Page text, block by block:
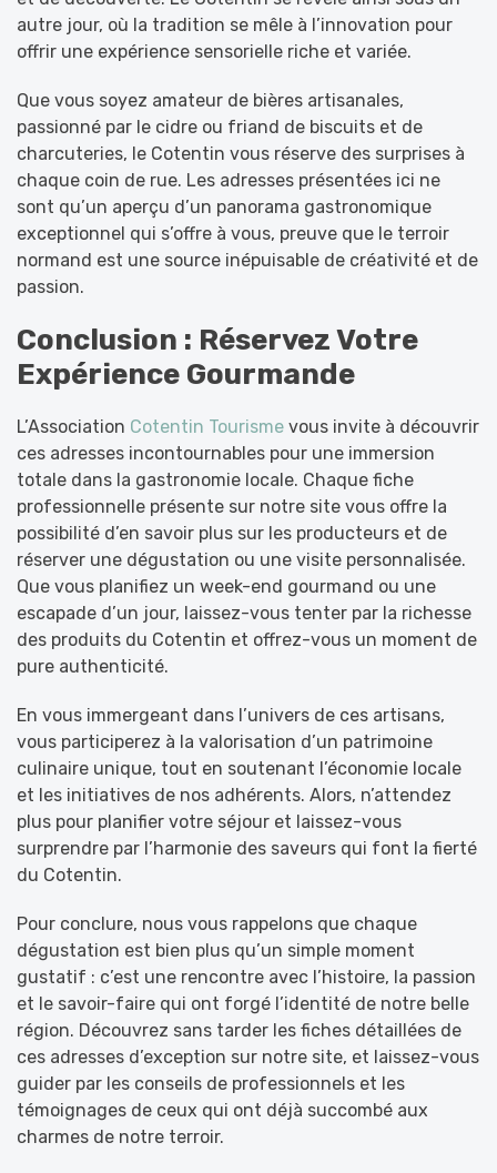
autre jour, où la tradition se mêle à l’innovation pour
offrir une expérience sensorielle riche et variée.
Que vous soyez amateur de bières artisanales,
passionné par le cidre ou friand de biscuits et de
charcuteries, le Cotentin vous réserve des surprises à
chaque coin de rue. Les adresses présentées ici ne
sont qu’un aperçu d’un panorama gastronomique
exceptionnel qui s’offre à vous, preuve que le terroir
normand est une source inépuisable de créativité et de
passion.
Conclusion : Réservez Votre
Expérience Gourmande
L’Association Cotentin Tourisme vous invite à découvrir
ces adresses incontournables pour une immersion
totale dans la gastronomie locale. Chaque fiche
professionnelle présente sur notre site vous offre la
possibilité d’en savoir plus sur les producteurs et de
réserver une dégustation ou une visite personnalisée.
Que vous planifiez un week-end gourmand ou une
escapade d’un jour, laissez-vous tenter par la richesse
des produits du Cotentin et offrez-vous un moment de
pure authenticité.
En vous immergeant dans l’univers de ces artisans,
vous participerez à la valorisation d’un patrimoine
culinaire unique, tout en soutenant l’économie locale
et les initiatives de nos adhérents. Alors, n’attendez
plus pour planifier votre séjour et laissez-vous
surprendre par l’harmonie des saveurs qui font la fierté
du Cotentin.
Pour conclure, nous vous rappelons que chaque
dégustation est bien plus qu’un simple moment
gustatif : c’est une rencontre avec l’histoire, la passion
et le savoir-faire qui ont forgé l’identité de notre belle
région. Découvrez sans tarder les fiches détaillées de
ces adresses d’exception sur notre site, et laissez-vous
guider par les conseils de professionnels et les
témoignages de ceux qui ont déjà succombé aux
charmes de notre terroir.